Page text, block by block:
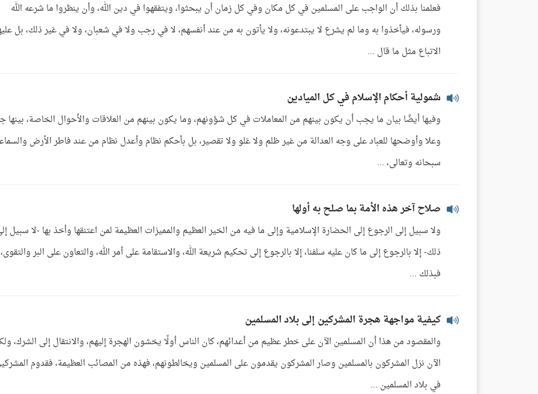
فعلمنا بذلك أن الواجب على المسلمين في كل مكان وفي كل زمان أن يبحثوا، ويتفقهوا في دين الله، وأن ينظروا ما شرعه الله
ورسوله، فيأخذوا به وما لم يشرع لا يبتدعونه، ولا يأتون به من عند أنفسهم، لا في رجب ولا في شعبان، ولا في غير ذلك، بل
الاتباع مثل ما قال ...
شمولية أحكام الإسلام في كل الميادين
وفيها أيضًا بيان ما يجب أن يكون بينهم من المعاملات في كل شؤونهم، وما يكون بينهم من العلاقات والأحوال الخاصة، بينها
وعلا وأوضحها للعباد على وجه العدالة من غير ظلم ولا غلو ولا تقصير، بل بأحكم نظام وأعدل نظام من عند فاطر الأرض
سبحانه وتعالى، ...
صلاح آخر هذه الأمة بما صلح به أولها
ولا سبيل إلى الرجوع إلى الحضارة الإسلامية وإلى ما فيه من الخير العظيم والمميزات العظيمة لمن اعتنقها وأخذ بها -لا سبيل
ذلك- إلا بالرجوع إلى ما كان عليه سلفنا، إلا بالرجوع إلى تحكيم شريعة الله، والاستقامة على أمر الله، والتعاون على البر والتقوى،
فبذلك ...
كيفية مواجهة هجرة المشركين إلى بلاد المسلمين
والمقصود من هذا أن المسلمين الآن على خطر عظيم من أعدائهم، كان الناس أولًا يخشون الهجرة إليهم، والانتقال إلى الشرك،
الآن نزل المشركون بالمسلمين وصار المشركون يقدمون على المسلمين ويخالطونهم، فهذه من المصائب العظيمة، فقدوم
في بلاد المسلمين ...